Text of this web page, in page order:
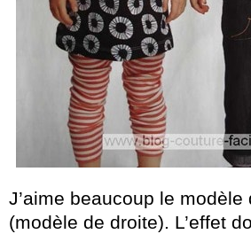
J’aime beaucoup le modèle
(modèle de droite). L’effet